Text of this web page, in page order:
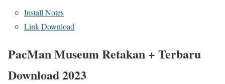
Install Notes
Link Download
PacMan Museum Retakan + Terbaru
Download 2023